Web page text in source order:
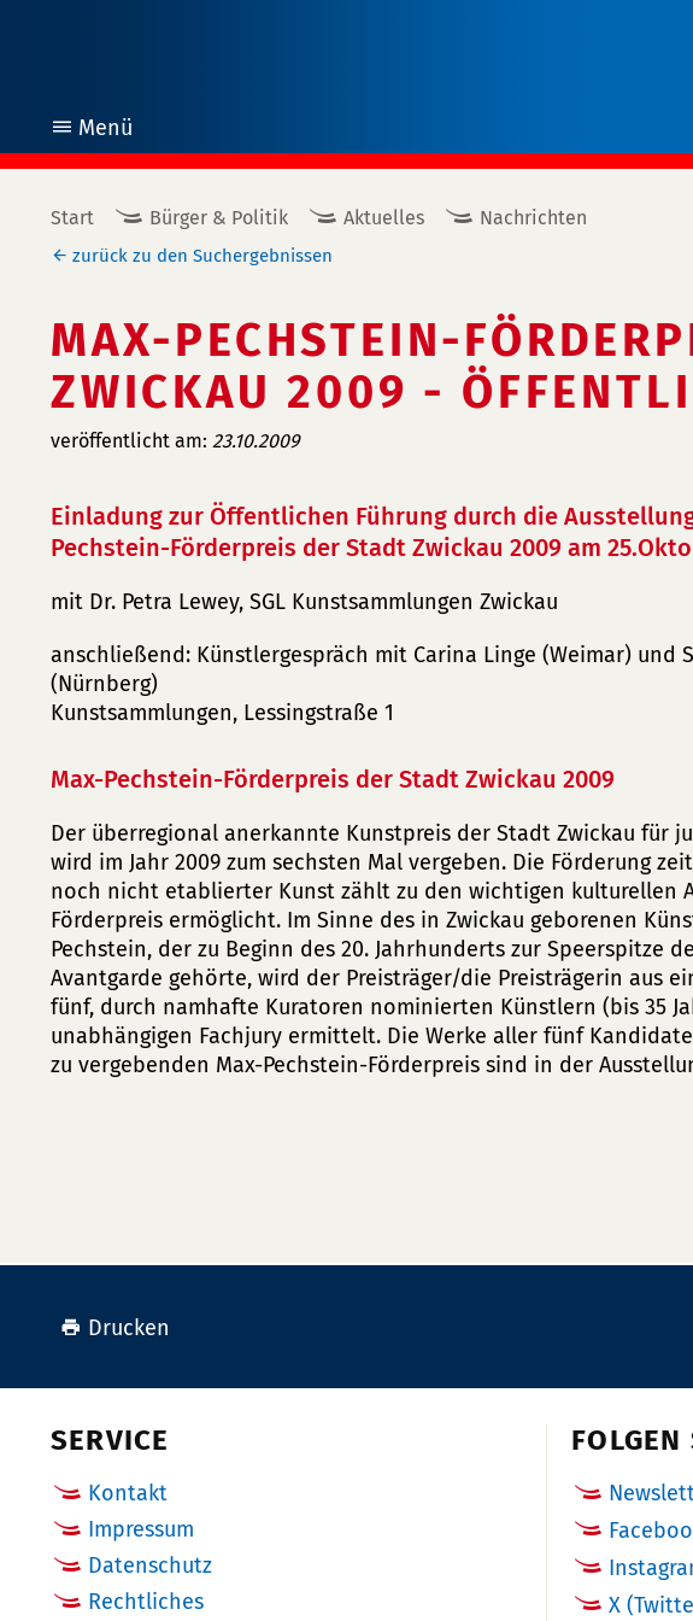
Menü
öffnen
Start Bürger & Politik Aktuelles Nachrichten
zurück zu den Suchergebnissen
MAX-PECHSTEIN-
ZWICKAU 2009 -
veröffentlicht am: 23.10.2009
Einladung zur Öffentlichen Führung durch die
Pechstein-Förderpreis der Stadt Zwickau 2009 am
mit Dr. Petra Lewey, SGL Kunstsammlungen Zwickau
anschließend: Künstlergespräch mit Carina Linge (Weimar) und
(Nürnberg)
Kunstsammlungen, Lessingstraße 1
Max-Pechstein-Förderpreis der Stadt Zwickau 2009
Der überregional anerkannte Kunstpreis der Stadt Zwickau für
wird im Jahr 2009 zum sechsten Mal vergeben. Die Förderung
noch nicht etablierter Kunst zählt zu den wichtigen kulturellen
Förderpreis ermöglicht. Im Sinne des in Zwickau geborenen
Pechstein, der zu Beginn des 20. Jahrhunderts zur Speerspitze
Avantgarde gehörte, wird der Preisträger/die Preisträgerin aus
fünf, durch namhafte Kuratoren nominierten Künstlern (bis 35
unabhängigen Fachjury ermittelt. Die Werke aller fünf
zu vergebenden Max-Pechstein-Förderpreis sind in der
Drucken
SERVICE
Kontakt
Impressum
Datenschutz
Rechtliches
X